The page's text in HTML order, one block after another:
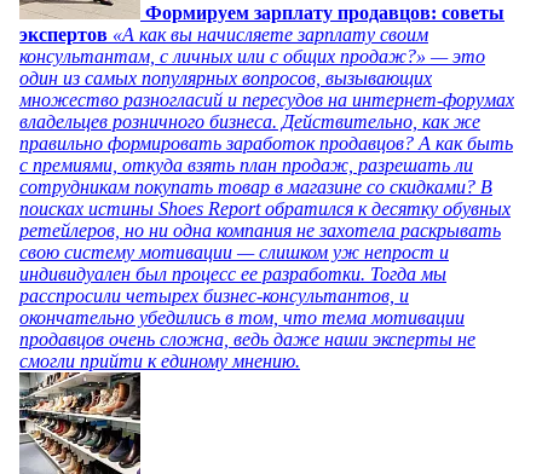
Формируем зарплату продавцов: советы
экспертов «А как вы начисляете зарплату своим
консультантам, с личных или с общих продаж?» — это
один из самых популярных вопросов, вызывающих
множество разногласий и пересудов на интернет-форумах
владельцев розничного бизнеса. Действительно, как же
правильно формировать заработок продавцов? А как быть
с премиями, откуда взять план продаж, разрешать ли
сотрудникам покупать товар в магазине со скидками? В
поисках истины Shoes Report обратился к десятку обувных
ретейлеров, но ни одна компания не захотела раскрывать
свою систему мотивации — слишком уж непрост и
индивидуален был процесс ее разработки. Тогда мы
расспросили четырех бизнес-консультантов, и
окончательно убедились в том, что тема мотивации
продавцов очень сложна, ведь даже наши эксперты не
смогли прийти к единому мнению.